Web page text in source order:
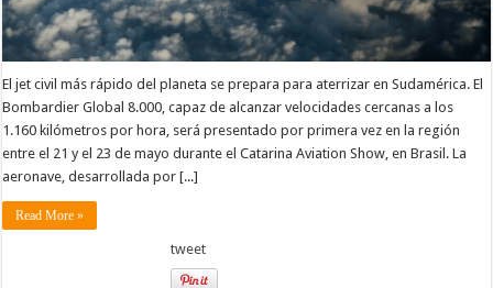
El jet civil más rápido del planeta se prepara para aterrizar en Sudamérica. El
Bombardier Global 8.000, capaz de alcanzar velocidades cercanas a los
1.160 kilómetros por hora, será presentado por primera vez en la región
entre el 21 y el 23 de mayo durante el Catarina Aviation Show, en Brasil. La
aeronave, desarrollada por [...]
Read More »
tweet